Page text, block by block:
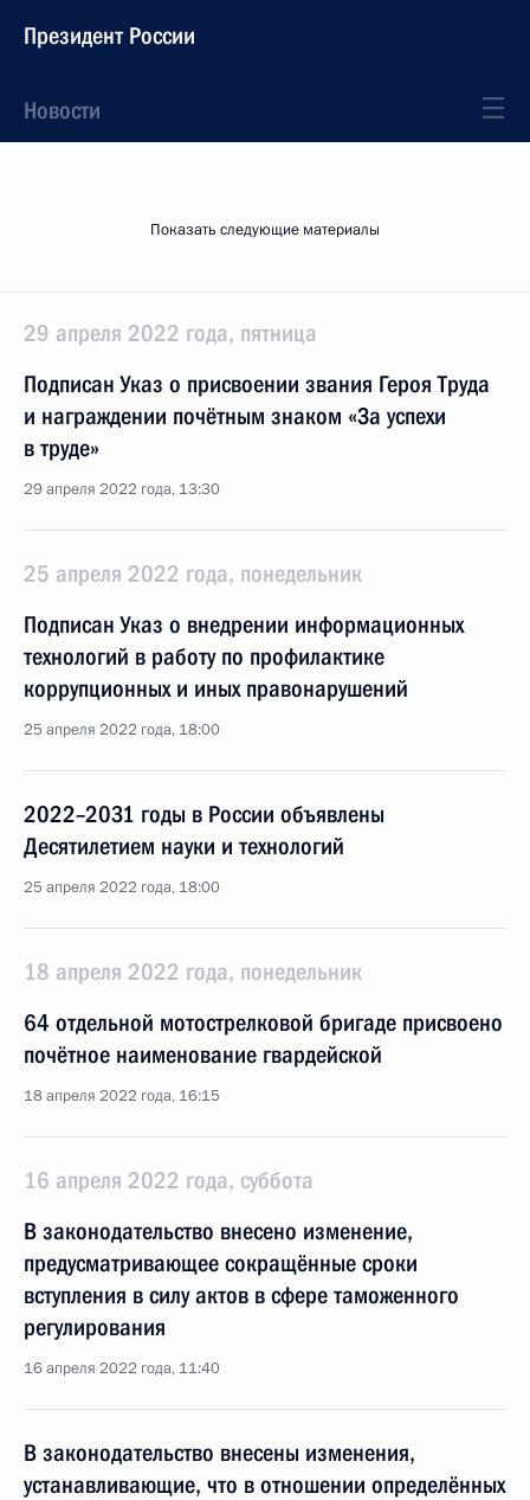
Президент России
Новости
Показать следующие материалы
29 апреля 2022 года, пятница
Подписан Указ о присвоении звания Героя Труда
и награждении почётным знаком «За успехи
в труде»
29 апреля 2022 года, 13:30
25 апреля 2022 года, понедельник
Подписан Указ о внедрении информационных
технологий в работу по профилактике
коррупционных и иных правонарушений
25 апреля 2022 года, 18:00
2022–2031 годы в России объявлены
Десятилетием науки и технологий
25 апреля 2022 года, 18:00
18 апреля 2022 года, понедельник
64 отдельной мотострелковой бригаде присвоено
почётное наименование гвардейской
18 апреля 2022 года, 16:15
16 апреля 2022 года, суббота
В законодательство внесено изменение,
предусматривающее сокращённые сроки
вступления в силу актов в сфере таможенного
регулирования
16 апреля 2022 года, 11:40
В законодательство внесены изменения,
устанавливающие, что в отношении определённых